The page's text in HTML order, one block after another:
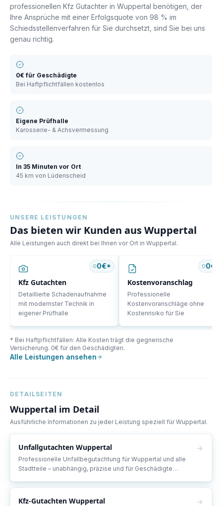
professionellen Kfz Gutachter in Wuppertal benötigen, der
Ihre Ansprüche mit einer Erfolgsquote von 98 % im
Schiedsstellenverfahren für Sie durchsetzt, sind Sie bei uns
genau richtig.
0€ für Geschädigte
Bei Haftpflichtfällen kostenlos
Eigene Prüfhalle
Karosserie- & Achsvermessung
In 35 Minuten vor Ort
45 km von Lüdenscheid
UNSERE LEISTUNGEN
Das bieten wir Kunden ausWuppertal
Alle Leistungen auch direkt bei Ihnen vor Ort in Wuppertal.
0€*
Kfz Gutachten
Detaillierte Schadenaufnahme
mit modernster Technik in
eigener Prüfhalle
0€*
Kostenvoranschlag
Professionelle
Kostenvoranschläge ohne
Kostenrisiko für Sie
* Bei Haftpflichtfällen: Alle Kosten trägt die gegnerische
Versicherung. 0€ für den Geschädigten.
Alle Leistungen ansehen
DETAILSEITEN
Wuppertal im Detail
Ausführliche Informationen zu jeder Leistung speziell fürWuppertal.
Unfallgutachten Wuppertal
Professionelle Unfallbegutachtung für Wuppertal und alle
Stadtteile – unabhängig, präzise und für Geschädigte
Kfz-Gutachten Wuppertal